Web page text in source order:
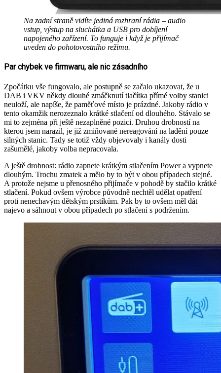
Na zadní straně vidíte jediná rozhraní rádia – audio
vstup, výstup na sluchátka a USB pro dobíjení
napojeného zařízení. To funguje i když je přijímač
uveden do pohotovostního režimu.
Par chybek ve firmwaru, ale nic zásadního
Zpočátku vše fungovalo, ale postupně se začalo ukazovat, že u
DAB i VKV někdy dlouhé zmáčknutí tlačítka přímé volby stanici
neuloží, ale napíše, že paměťové místo je prázdné. Jakoby rádio v
tento okamžik nerozeznalo krátké stlačení od dlouhého. Stávalo se
mi to zejména při ještě nezaplněné pozici. Druhou drobností na
kterou jsem narazil, je již zmiňované nereagování na ladění pouze
silných stanic. Tady se totiž vždy objevovaly i kanály dosti
zašumělé, jakoby volba nepracovala.
A ještě drobnost: rádio zapnete krátkým stlačením Power a vypnete
dlouhým. Trochu zmatek a mělo by to být v obou případech stejné.
A protože nejsme u přenosného přijímače v pohodě by stačilo krátké
stlačení. Pokud ovšem výrobce původně nechtěl udělat opatření
proti nenechavým dětským prstíkům. Pak by to ovšem měl dát
najevo a sáhnout v obou případech po stlačení s podržením.